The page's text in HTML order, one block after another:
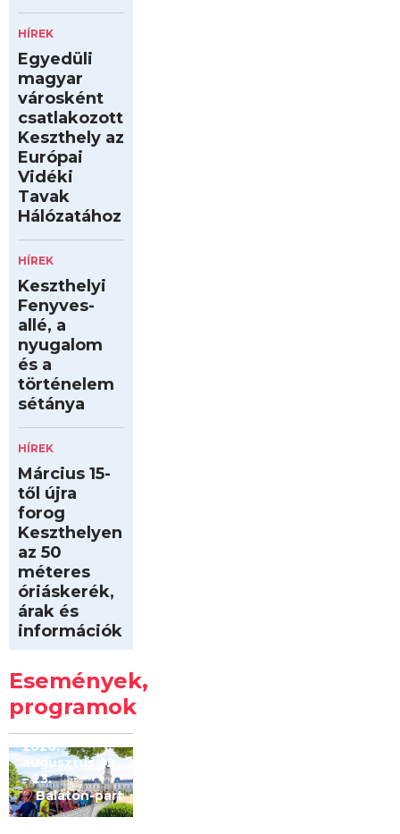
HÍREK
Egyedüli
magyar
városként
csatlakozott
Keszthely az
Európai
Vidéki
Tavak
Hálózatához
HÍREK
Keszthelyi
Fenyves-
allé, a
nyugalom
és a
történelem
sétánya
HÍREK
Március 15-
től újra
forog
Keszthelyen
az 50
méteres
óriáskerék,
árak és
információk
Események,
programok
Kilóméterek
2026
2026.
augusztus 22
– 23.
Balaton-part